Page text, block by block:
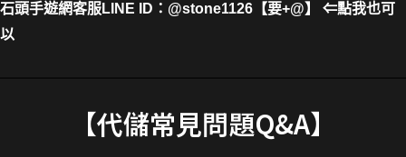
石頭手遊網客服LINE ID ： @stone1126【要+@】 ⇐點我也可
以
【代儲常見問題Q&A】